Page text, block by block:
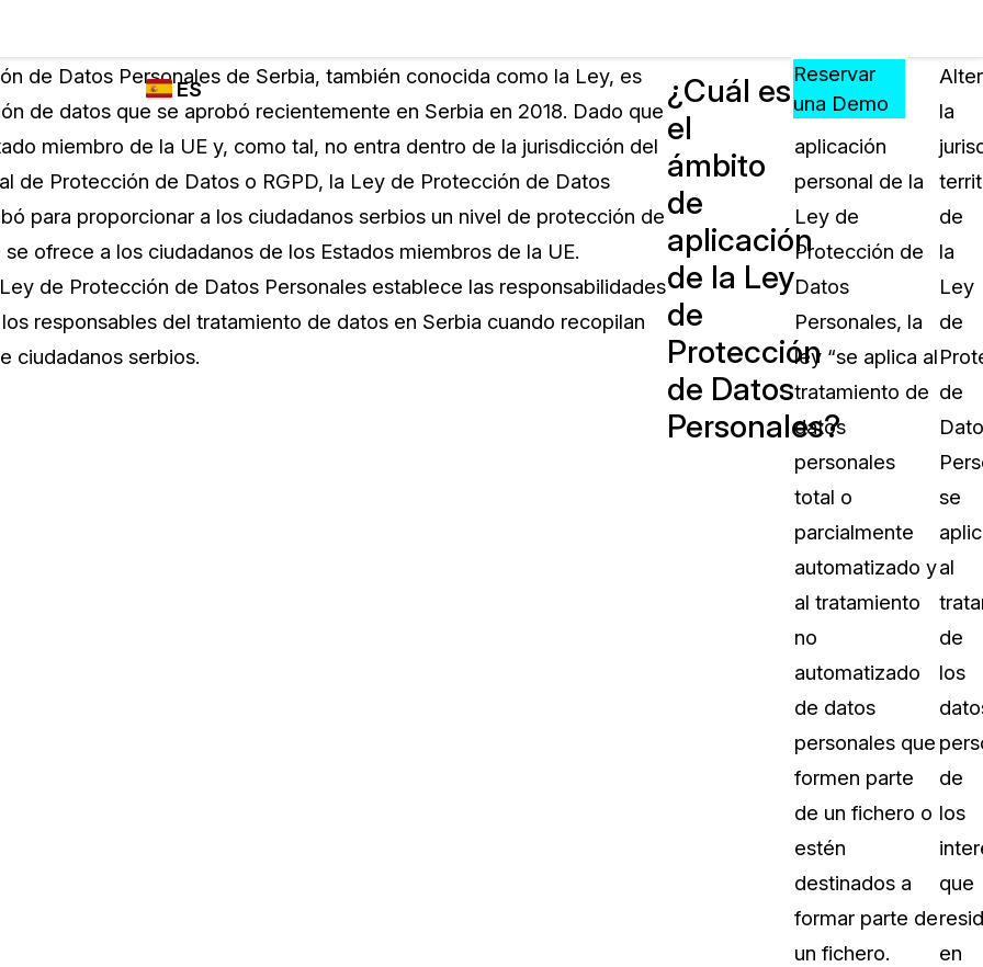
FUNCIONES DE
TRANSCRIPCIÓN
Y TRADUCCIÓN
DE CASEGUARD
Redacción de vídeos
de notas y más con un solo clic desde una
cantidad ilimitada de videos
Industrias
¿QUIÉN
CASEGUARD?
Transportación
La Atención Médica
PreciosRecursos
APRENDA,
CONECTE
CREZCA
CON
Preguntas Frecuentes
Explore preguntas frecuentes
CaseGuard
Artículos
Redacte archivos de video con
algoritmo mejorado
Casos Practicos
sus necesidades de redacción
Centro de Ayuda
Obtenga respuestas a sus
Videoteca
CaseGuard. Práctica nuevas
aprender
Recomendaciones
Historias sobre cómo nuestros
utilizan CaseGuard studio a diario
Eventos
ES
Español
Reservar
una Demo
de Datos Personales de Serbia, también conocida como la Ley, es
de datos que se aprobó recientemente en Serbia en 2018. Dado que
miembro de la UE y, como tal, no entra dentro de la jurisdicción del
de Protección de Datos o RGPD, la Ley de Protección de Datos
para proporcionar a los ciudadanos serbios un nivel de protección de
ofrece a los ciudadanos de los Estados miembros de la UE.
de Protección de Datos Personales establece las responsabilidades
responsables del tratamiento de datos en Serbia cuando recopilan
ciudadanos serbios.
¿Cuál es
el
ámbito
de
aplicación
de la Ley
de
Protección
de Datos
Personales?
En cuanto al
ámbito de
aplicación
personal de la
Ley de
Protección de
Datos
Personales, la
ley “se aplica al
tratamiento de
datos
personales
total o
parcialmente
automatizado y
al tratamiento
no
automatizado
de datos
personales que
formen parte
de un fichero o
estén
destinados a
formar parte de
un fichero.
la
de
la
Ley
de
de
se
al
de
los
de
los
que
en